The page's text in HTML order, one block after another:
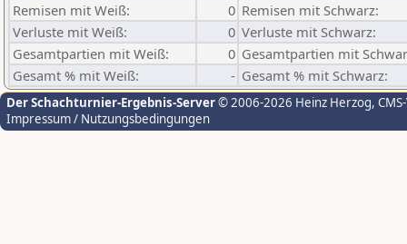
Remisen mit Weiß:
0 Remisen mit Schwarz:
Verluste mit Weiß:
0 Verluste mit Schwarz:
Gesamtpartien mit Weiß:
0 Gesamtpartien mit
Gesamt % mit Weiß:
- Gesamt % mit Schwarz:
Der Schachturnier-Ergebnis-Server© 2006-2026 Heinz Herzog,
Impressum / Nutzungsbedingungen